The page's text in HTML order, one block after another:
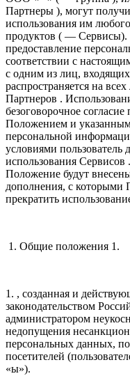
Партнеры ), могут
использования им
продуктов ( — Сервисы).
предоставление
соответствии с
с одним из лиц,
распространяется на
Партнеров .
безоговорочное
Положением и
персональной
условиями пользователь
использования Сервисов
Положение будут
дополнения, с которыми
прекратить
1. Общие положения 1.
1. , созданная и
законодательством
администратором
недопущения
персональных данных,
посетителей
«ы»).